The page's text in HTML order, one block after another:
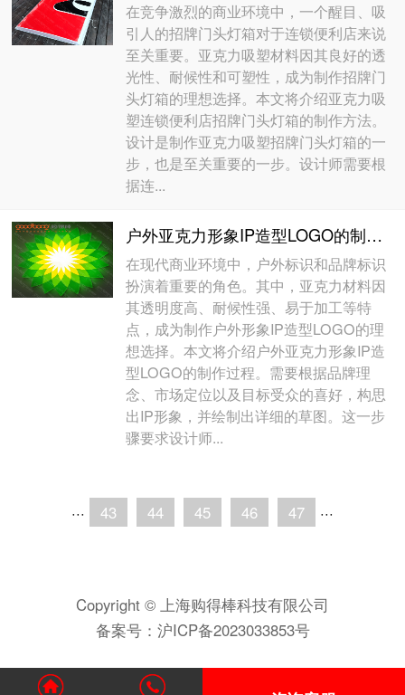
在竞争激烈的商业环境中，一个醒目、吸
引人的招牌门头灯箱对于连锁便利店来说
至关重要。亚克力吸塑材料因其良好的透
光性、耐候性和可塑性，成为制作招牌门
头灯箱的理想选择。本文将介绍亚克力吸
塑连锁便利店招牌门头灯箱的制作方法。
设计是制作亚克力吸塑招牌门头灯箱的一
步，也是至关重要的一步。设计师需要根
据连...
户外亚克力形象IP造型LOGO的制作过程
在现代商业环境中，户外标识和品牌标识
扮演着重要的角色。其中，亚克力材料因
其透明度高、耐候性强、易于加工等特
点，成为制作户外形象IP造型LOGO的理
想选择。本文将介绍户外亚克力形象IP造
型LOGO的制作过程。需要根据品牌理
念、市场定位以及目标受众的喜好，构思
出IP形象，并绘制出详细的草图。这一步
骤要求设计师...
··· 43 44 45 46 47 ···
Copyright © 上海购得棒科技有限公司
备案号： 沪ICP备2023033853号